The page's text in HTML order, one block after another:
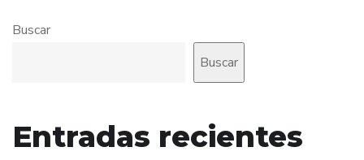
Buscar
Buscar
Entradas recientes